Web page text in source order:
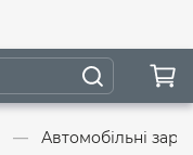
Автомобільні